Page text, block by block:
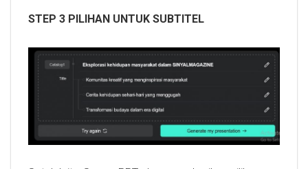
STEP 3 PILIHAN UNTUK SUBTITEL